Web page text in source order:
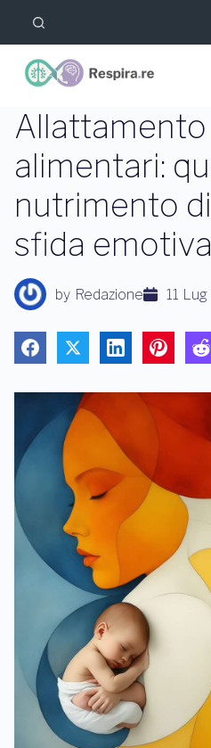
l
c
n
t
t
o
alimentari:
nutrimento
sfida emotiva
by Redazione 11